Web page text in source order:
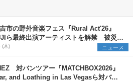
市の野外音楽フェス『Rural Act'26』
ら最終出演アーティストを解禁 被災地
ェクトの始動も発表
(木) ニュース
対バンツアー『MATCHBOX2026』
and Loathing in Las Vegasら対バン